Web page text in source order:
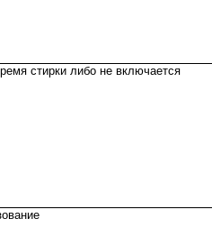
стирки либо не включается